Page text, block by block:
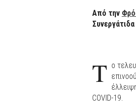
Από την
Τ ο
COVID-19.